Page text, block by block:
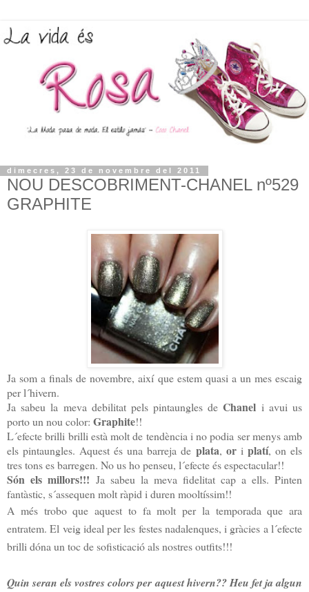
dimecres, 23 de novembre del 2011
NOU DESCOBRIMENT-CHANEL nº529
GRAPHITE
Ja som a finals de novembre, així que estem quasi a un mes escaig
per l´hivern.
Ja sabeu la meva debilitat pels pintaungles deChanel i avui us
porto un nou color: Graphite!!
L´efecte brilli brilli està molt de tendència i no podia ser menys amb
els pintaungles. Aquest és una barreja de plata, ori platí, on els
tres tons es barregen. No us ho penseu, l´efecte és espectacular!!
Són els millors!!! Ja sabeu la meva fidelitat cap a ells. Pinten
fantàstic, s´assequen molt ràpid i duren mooltíssim!!
A més trobo que aquest to fa molt per la temporada que ara
entratem. El veig ideal per les festes nadalenques, i gràcies a l´efecte
brilli dóna un toc de sofisticació als nostres outfits!!!
Quin seran els vostres colors per aquest hivern?? Heu fet ja algun